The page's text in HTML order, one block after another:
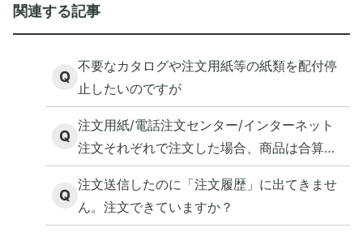
関連する記事
Q
不要なカタログや注文用紙等の紙類を配付停
止したいのですが
Q
注文用紙/電話注文センター/インターネット
注文それぞれで注文した場合、商品は合算と
なりますか？
Q
注文送信したのに「注文履歴」に出てきませ
ん。注文できていますか？